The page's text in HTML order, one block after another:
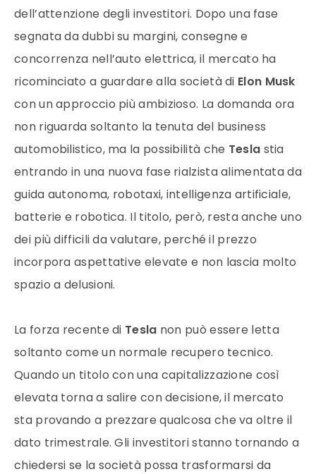
dell’attenzione degli investitori. Dopo una fase
segnata da dubbi su margini, consegne e
concorrenza nell’auto elettrica, il mercato ha
ricominciato a guardare alla società di Elon Musk
con un approccio più ambizioso. La domanda ora
non riguarda soltanto la tenuta del business
automobilistico, ma la possibilità che Tesla stia
entrando in una nuova fase rialzista alimentata da
guida autonoma, robotaxi, intelligenza artificiale,
batterie e robotica. Il titolo, però, resta anche uno
dei più difficili da valutare, perché il prezzo
incorpora aspettative elevate e non lascia molto
spazio a delusioni.
La forza recente di Tesla non può essere letta
soltanto come un normale recupero tecnico.
Quando un titolo con una capitalizzazione così
elevata torna a salire con decisione, il mercato
sta provando a prezzare qualcosa che va oltre il
dato trimestrale. Gli investitori stanno tornando a
chiedersi se la società possa trasformarsi da